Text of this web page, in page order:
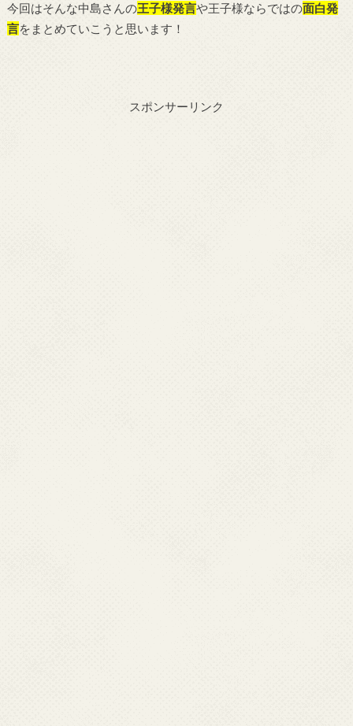
今回はそんな中島さんの王子様発言や王子様ならではの面白発
言をまとめていこうと思います！
スポンサーリンク